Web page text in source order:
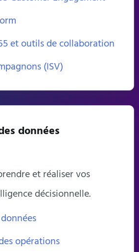
et outils de collaboration
(ISV)
données
et réaliser vos
décisionnelle.
opérations